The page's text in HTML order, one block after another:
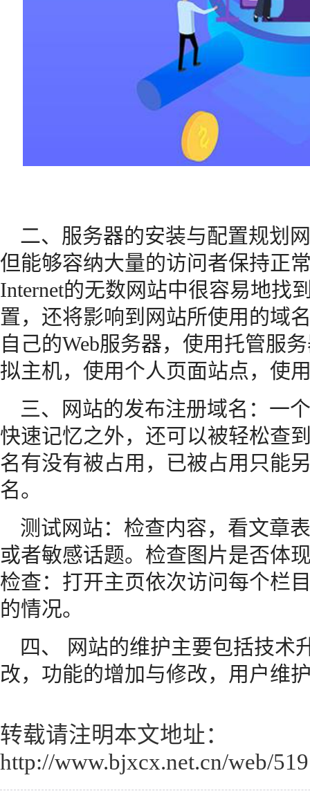
二、服务器的安装与配置规划
但能够容纳大量的访问者保持正
Internet的无数网站中很容易地找
置，还将影响到网站所使用的域
自己的Web服务器，使用托管服
拟主机，使用个人页面站点，使
三、网站的发布注册域名：一
快速记忆之外，还可以被轻松查
名有没有被占用，已被占用只能
名。
测试网站：检查内容，看文章
或者敏感话题。检查图片是否体
检查：打开主页依次访问每个栏
的情况。
四、 网站的维护主要包括技术
改，功能的增加与修改，用户维
转载请注明本文地址：
http://www.bjxcx.net.cn/web/